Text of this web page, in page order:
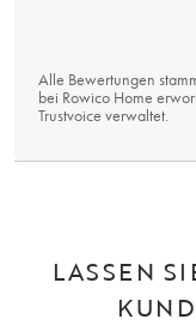
Alle Bewertungen
bei Rowico Home
Trustvoice verwaltet.
LASSEN